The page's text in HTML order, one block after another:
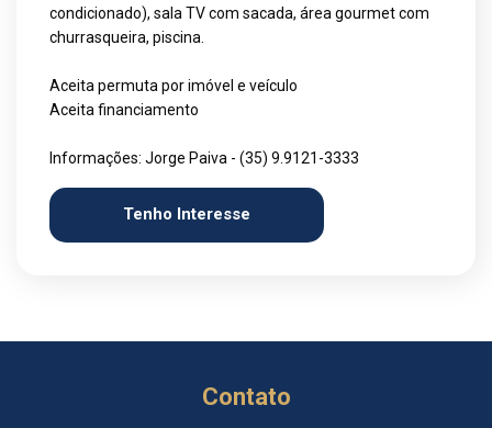
condicionado), sala TV com sacada, área gourmet com
churrasqueira, piscina.
Aceita permuta por imóvel e veículo
Aceita financiamento
Informações: Jorge Paiva - (35) 9.9121-3333
Tenho Interesse
Contato